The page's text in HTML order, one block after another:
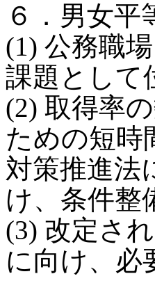
６．男女
(1) 公務職
課題として
(2) 取得率
ための短時
対策推進法
け、条件整
(3) 改定さ
に向け、必